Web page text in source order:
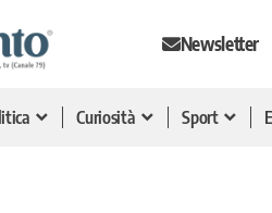
Newsletter
Curiosità Sport